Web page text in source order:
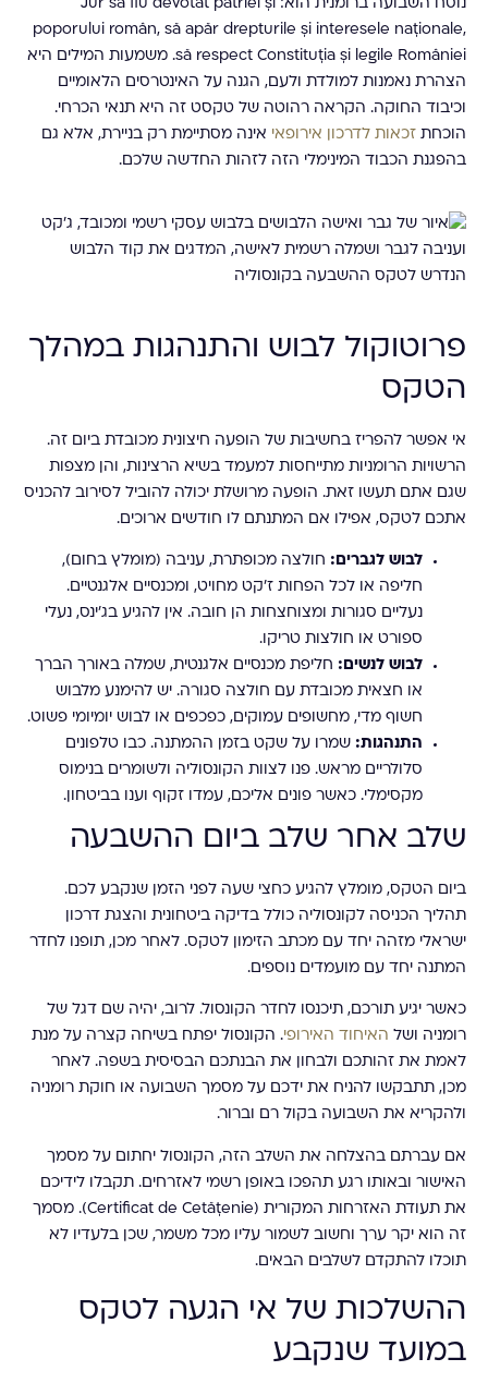
נוסח השבועה ברומנית הוא: Jur să fiu devotat patriei și
poporului român, să apăr drepturile și interesele naționale,
să respect Constituția și legile României. משמעות המילים היא
הצהרת נאמנות למולדת ולעם, הגנה על האינטרסים הלאומיים
וכיבוד החוקה. הקראה רהוטה של טקסט זה היא תנאי הכרחי.
הוכחת זכאות לדרכון אירופאי אינה מסתיימת רק בניירת, אלא גם
בהפגנת הכבוד המינימלי הזה לזהות החדשה שלכם.
פרוטוקול לבוש והתנהגות במהלך
הטקס
אי אפשר להפריז בחשיבות של הופעה חיצונית מכובדת ביום זה.
הרשויות הרומניות מתייחסות למעמד בשיא הרצינות, והן מצפות
שגם אתם תעשו זאת. הופעה מרושלת יכולה להוביל לסירוב להכניס
אתכם לטקס, אפילו אם המתנתם לו חודשים ארוכים.
לבוש לגברים: חולצה מכופתרת, עניבה (מומלץ בחום),
חליפה או לכל הפחות ז'קט מחויט, ומכנסיים אלגנטיים.
נעליים סגורות ומצוחצחות הן חובה. אין להגיע בג'ינס, נעלי
ספורט או חולצות טריקו.
לבוש לנשים: חליפת מכנסיים אלגנטית, שמלה באורך הברך
או חצאית מכובדת עם חולצה סגורה. יש להימנע מלבוש
חשוף מדי, מחשופים עמוקים, כפכפים או לבוש יומיומי פשוט.
התנהגות: שמרו על שקט בזמן ההמתנה. כבו טלפונים
סלולריים מראש. פנו לצוות הקונסוליה ולשומרים בנימוס
מקסימלי. כאשר פונים אליכם, עמדו זקוף וענו בביטחון.
שלב אחר שלב ביום ההשבעה
ביום הטקס, מומלץ להגיע כחצי שעה לפני הזמן שנקבע לכם.
תהליך הכניסה לקונסוליה כולל בדיקה ביטחונית והצגת דרכון
ישראלי מזהה יחד עם מכתב הזימון לטקס. לאחר מכן, תופנו לחדר
המתנה יחד עם מועמדים נוספים.
כאשר יגיע תורכם, תיכנסו לחדר הקונסול. לרוב, יהיה שם דגל של
רומניה ושל האיחוד האירופי. הקונסול יפתח בשיחה קצרה על מנת
לאמת את זהותכם ולבחון את הבנתכם הבסיסית בשפה. לאחר
מכן, תתבקשו להניח את ידכם על מסמך השבועה או חוקת רומניה
ולהקריא את השבועה בקול רם וברור.
אם עברתם בהצלחה את השלב הזה, הקונסול יחתום על מסמך
האישור ובאותו רגע תהפכו באופן רשמי לאזרחים. תקבלו לידיכם
את תעודת האזרחות המקורית (Certificat de Cetățenie). מסמך
זה הוא יקר ערך וחשוב לשמור עליו מכל משמר, שכן בלעדיו לא
תוכלו להתקדם לשלבים הבאים.
ההשלכות של אי הגעה לטקס
במועד שנקבע